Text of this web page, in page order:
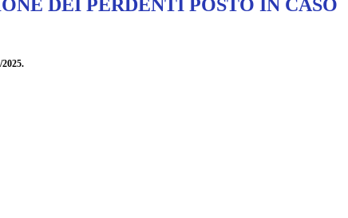
DEI PERDENTI POSTO IN CASO